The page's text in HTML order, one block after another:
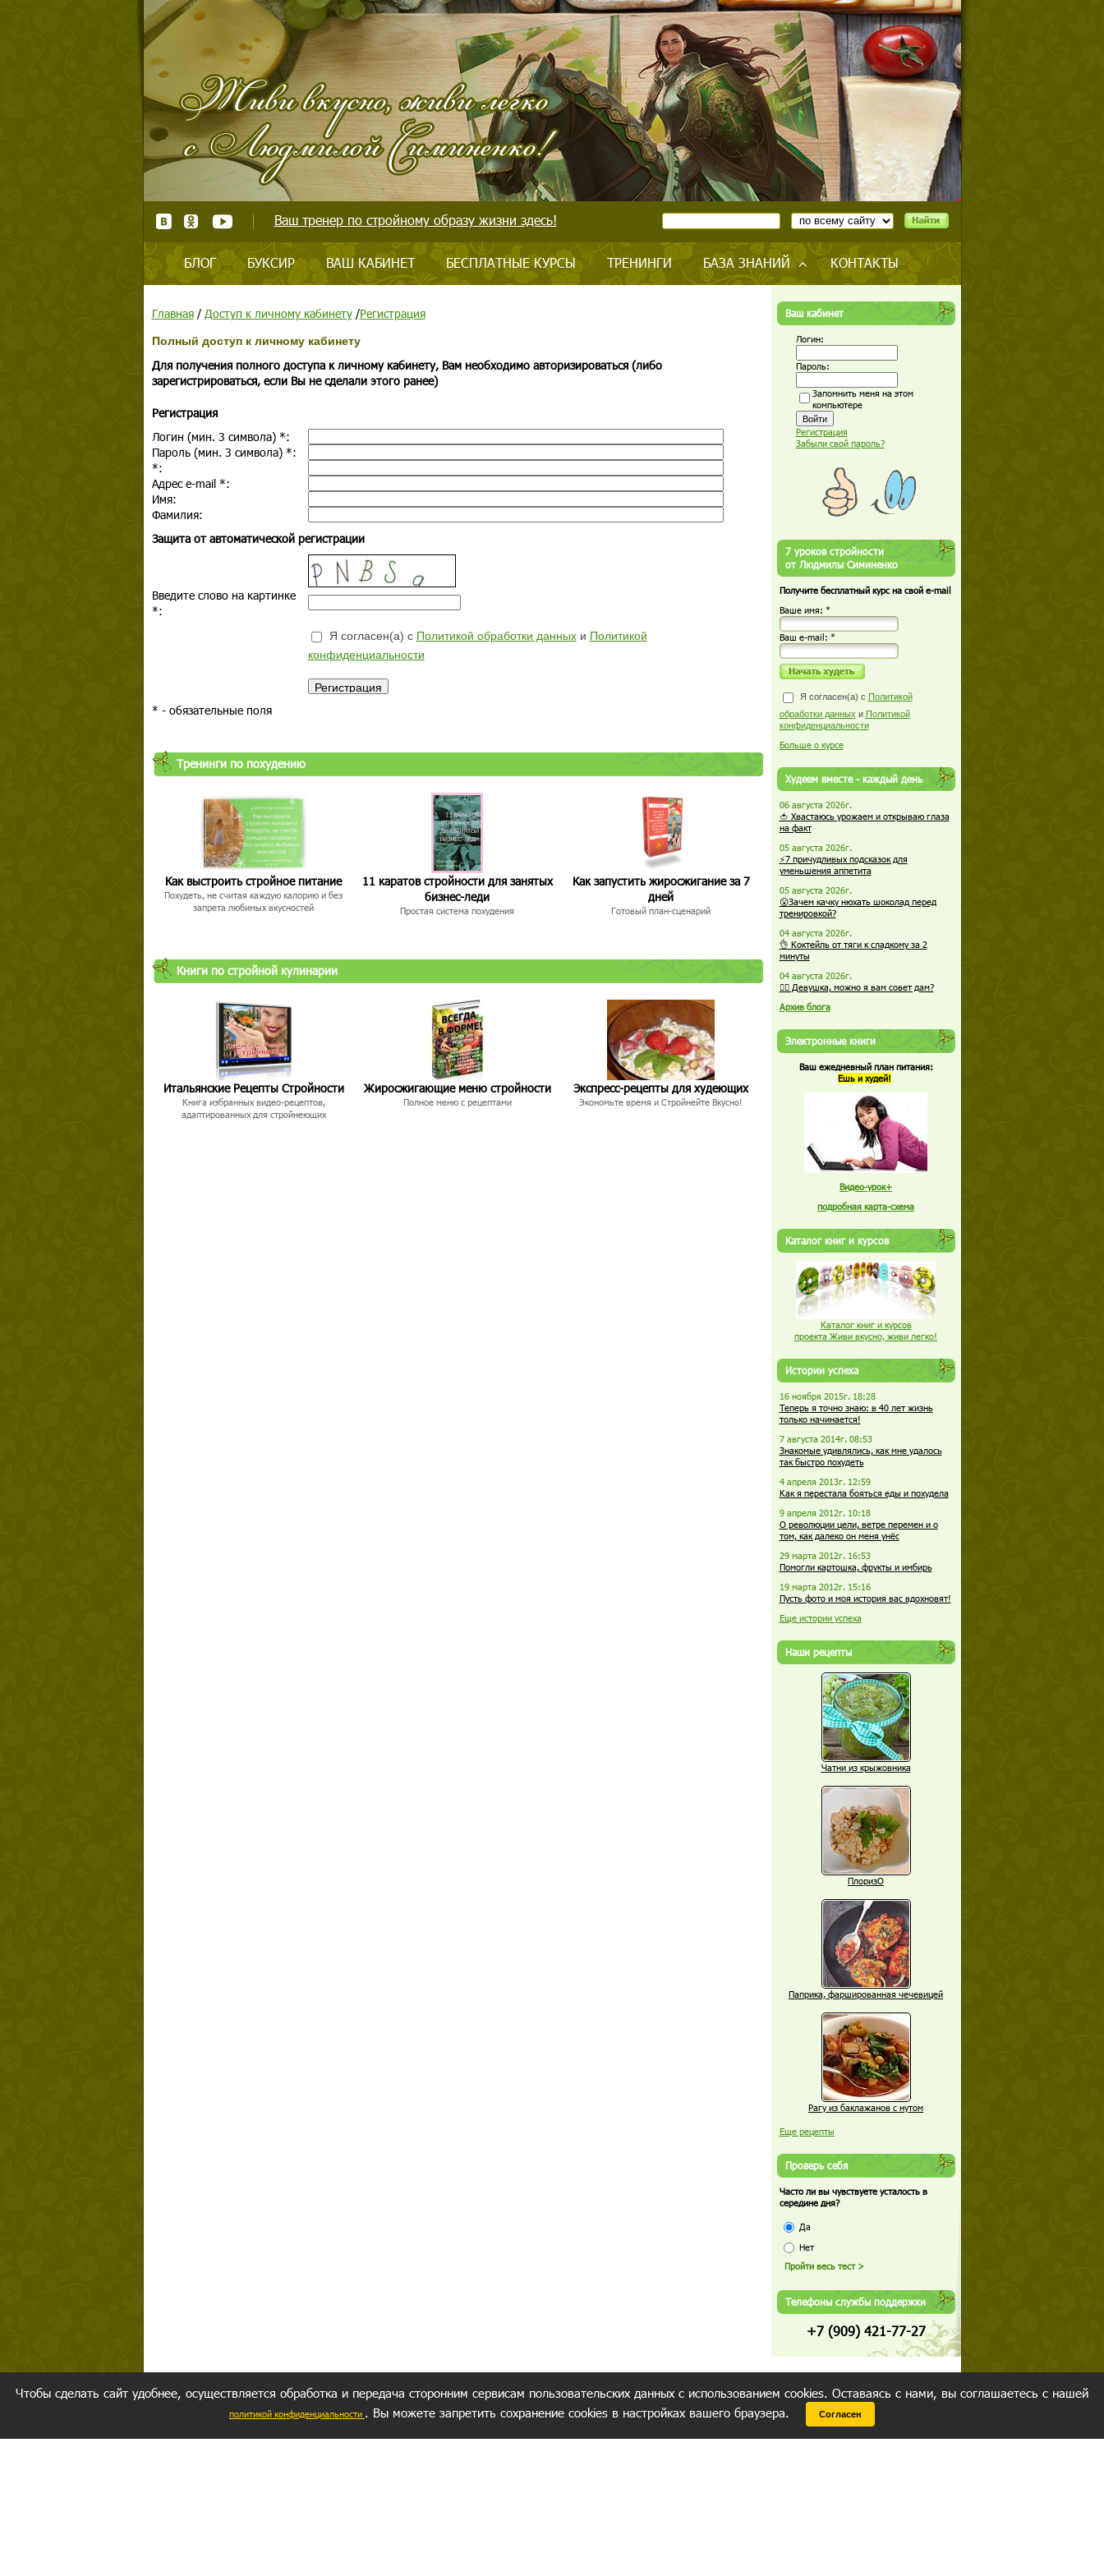
Ваш тренер по стройному образу жизни здесь!
БЛОГ БУКСИР ВАШ КАБИНЕТ БЕСПЛАТНЫЕ КУРСЫ ТРЕНИНГИ БАЗА ЗНАНИЙ КОНТАКТЫ
Главная/ Доступ к личному кабинету/Регистрация
Полный доступ к личному кабинету
Для получения полного доступа к личному кабинету, Вам необходимо авторизироваться (либо
зарегистрироваться, если Вы не сделали этого ранее)
Регистрация
Логин (мин. 3 символа) *:
Пароль (мин. 3 символа) *:
*:
Адрес e-mail *:
Имя:
Фамилия:
Защита от автоматической регистрации
Введите слово на картинке
*:
Я согласен(а) с Политикой обработки данныхи Политикой
конфиденциальности
* - обязательные поля
Тренинги по похудению
Как выстроить стройное питание
Похудеть, не считая каждую калорию и без
запрета любимых вкусностей
11 каратов стройности для занятых
бизнес-леди
Простая система похудения
Как запустить жиросжигание за 7
дней
Готовый план-сценарий
Книги по стройной кулинарии
Итальянские Рецепты Стройности
Книга избранных видео-рецептов,
адаптированных для стройнеющих
Жиросжигающие меню стройности
Полное меню с рецептами
Экспресс-рецепты для худеющих
Экономьте время и Стройнейте Вкусно!
Ваш кабинет
Логин:
Пароль:
Запомнить меня на этом
компьютере
Регистрация
Забыли свой пароль?
7 уроков стройности
от Людмилы Симиненко
Получите бесплатный курс на свой e-mail
Ваше имя: *
Ваш е-mail: *
Я согласен(а) с Политикой
обработки данных и Политикой
конфиденциальности
Больше о курсе
Худеем вместе - каждый день
06 августа 2026г.
🍅 Хвастаюсь урожаем и открываю глаза
на факт
05 августа 2026г.
⚡7 причудливых подсказок для
уменьшения аппетита
05 августа 2026г.
😮Зачем качку нюхать шоколад перед
тренировкой?
04 августа 2026г.
👌 Коктейль от тяги к сладкому за 2
минуты
04 августа 2026г.
🏋️‍♀️ Девушка, можно я вам совет дам?
Архив блога
Электронные книги
Ваш ежедневный план питания:
Ешь и худей!
Видео-урок+
подробная карта-схема
Каталог книг и курсов
Каталог книг и курсов
проекта Живи вкусно, живи легко!
Истории успеха
16 ноября 2015г. 18:28
Теперь я точно знаю: в 40 лет жизнь
только начинается!
7 августа 2014г. 08:53
Знакомые удивлялись, как мне удалось
так быстро похудеть
4 апреля 2013г. 12:59
Как я перестала бояться еды и похудела
9 апреля 2012г. 10:18
О революции цели, ветре перемен и о
том, как далеко он меня унёс
29 марта 2012г. 16:53
Помогли картошка, фрукты и имбирь
19 марта 2012г. 15:16
Пусть фото и моя история вас вдохновят!
Еще истории успеха
Наши рецепты
Чатни из крыжовника
ПлоризО
Паприка, фаршированная чечевицей
Рагу из баклажанов с нутом
Еще рецепты
Проверь себя
Часто ли вы чувствуете усталость в
середине дня?
Да
Нет
Телефоны службы поддержки
+7 (909) 421-77-27
Чтобы сделать сайт удобнее, осуществляется обработка и передача сторонним сервисам пользовательских данных с использованием cookies. Оставаясь с нами, вы соглашаетесь с нашей
политикой конфиденциальности . Вы можете запретить сохранение cookies в настройках вашего браузера. Согласен